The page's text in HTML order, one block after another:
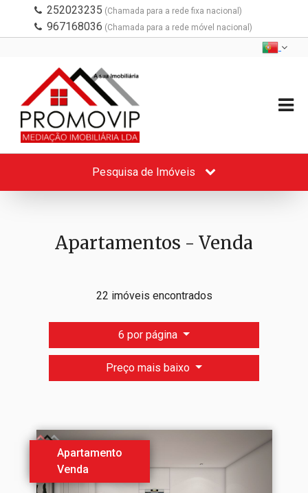
252023235 (Chamada para a rede fixa nacional)
967168036 (Chamada para a rede móvel nacional)
Pesquisa de Imóveis
Apartamentos - Venda
22 imóveis encontrados
6 por página
Preço mais baixo
Apartamento
Venda